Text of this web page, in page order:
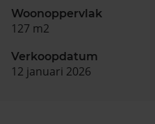
Woonoppervlak
127 m2
Verkoopdatum
12 januari 2026